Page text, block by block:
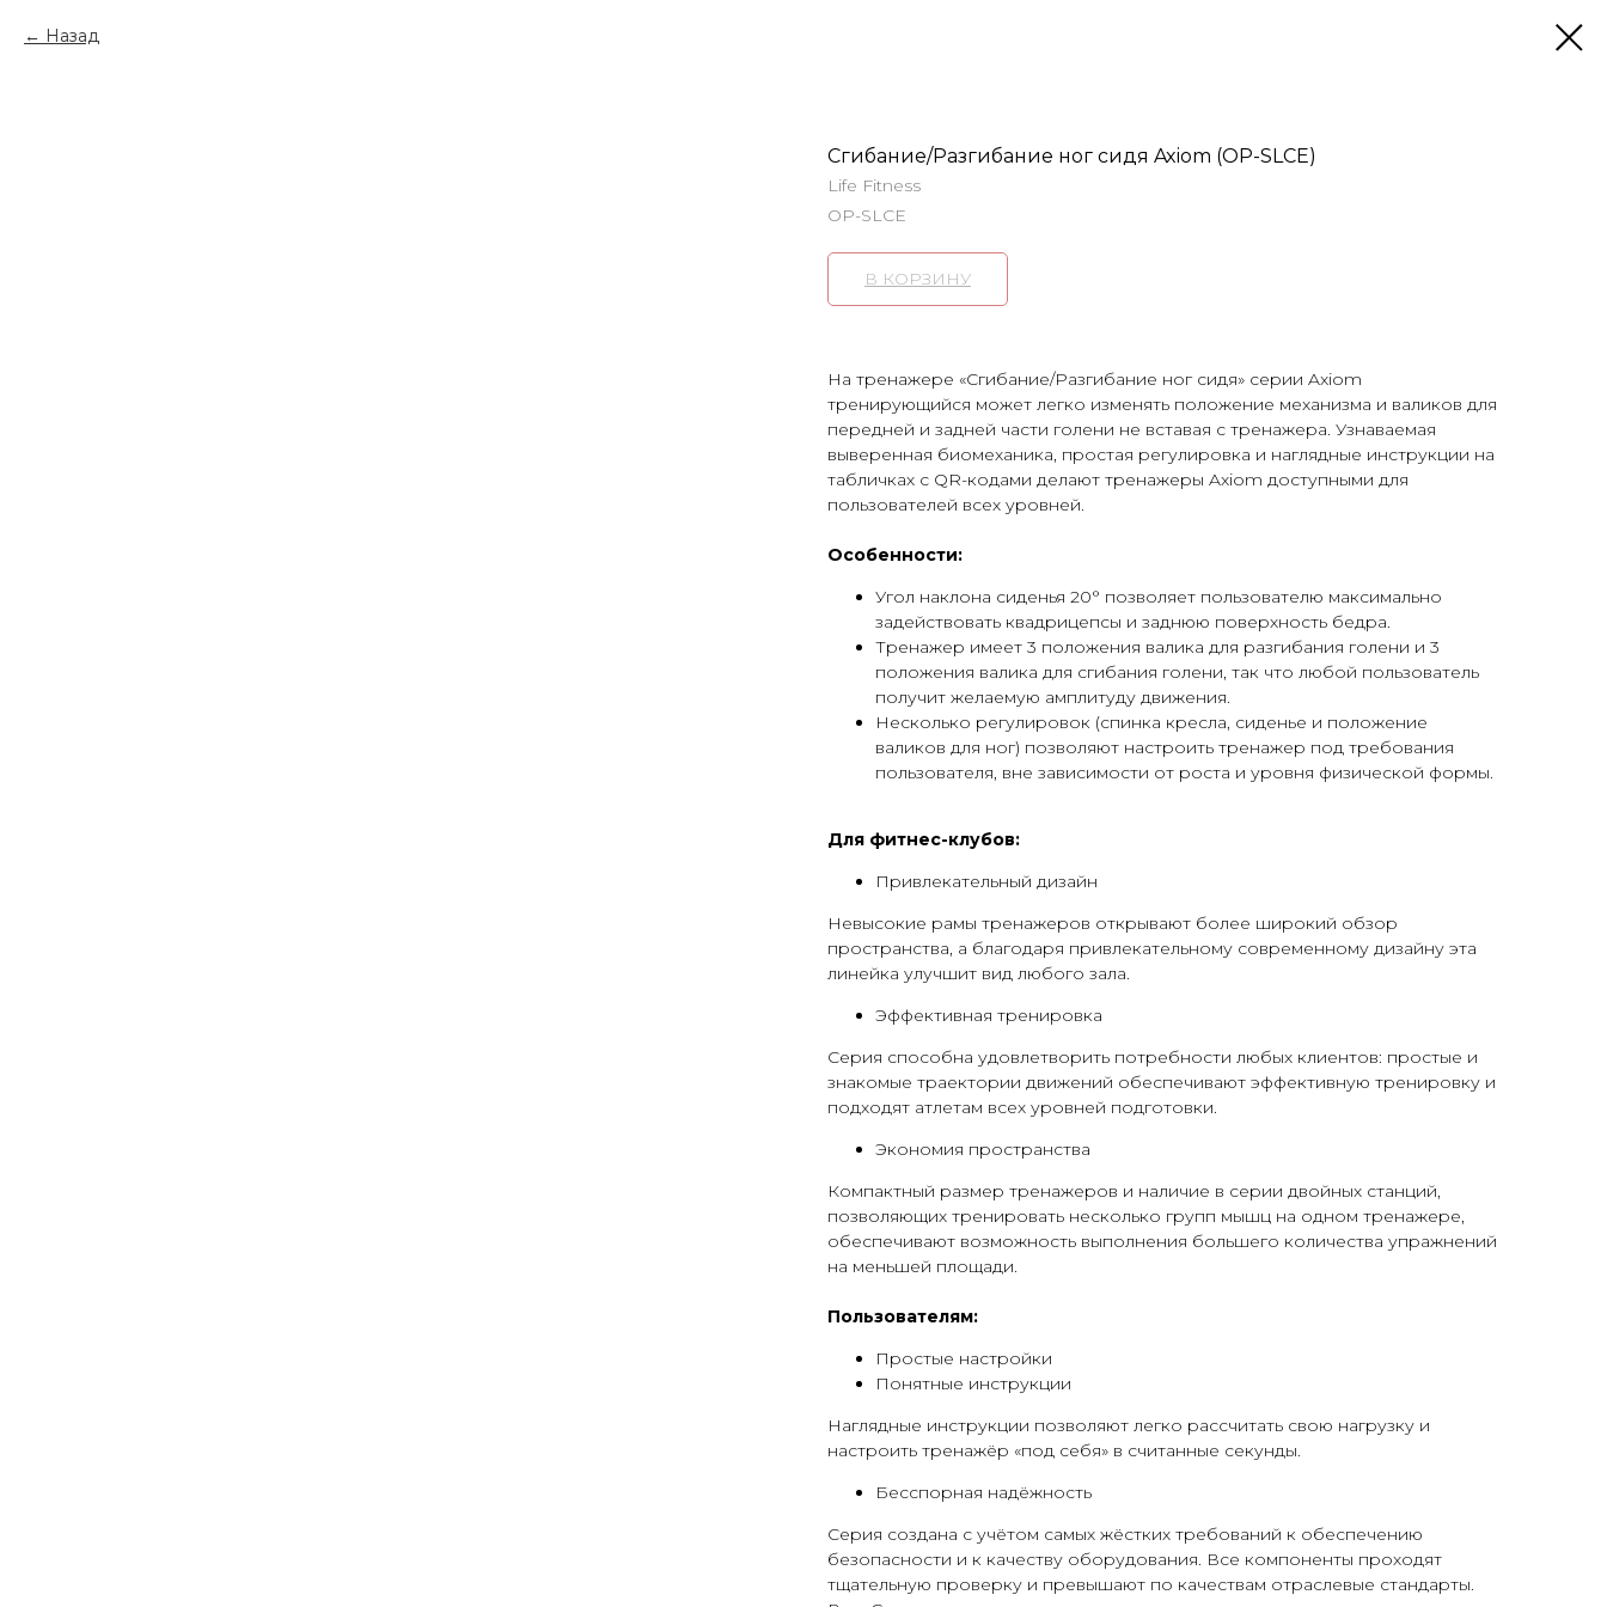
Назад
Сгибание/Разгибание ног сидя Axiom (OP-SLCE)
Life Fitness
OP-SLCE
В КОРЗИНУ
На тренажере «Сгибание/Разгибание ног сидя» серии Axiom
тренирующийся может легко изменять положение механизма и валиков для
передней и задней части голени не вставая с тренажера. Узнаваемая
выверенная биомеханика, простая регулировка и наглядные инструкции на
табличках с QR-кодами делают тренажеры Axiom доступными для
пользователей всех уровней.
Особенности:
Угол наклона сиденья 20° позволяет пользователю максимально
задействовать квадрицепсы и заднюю поверхность бедра.
Тренажер имеет 3 положения валика для разгибания голени и 3
положения валика для сгибания голени, так что любой пользователь
получит желаемую амплитуду движения.
Несколько регулировок (спинка кресла, сиденье и положение
валиков для ног) позволяют настроить тренажер под требования
пользователя, вне зависимости от роста и уровня физической формы.
Для фитнес-клубов:
Привлекательный дизайн
Невысокие рамы тренажеров открывают более широкий обзор
пространства, а благодаря привлекательному современному дизайну эта
линейка улучшит вид любого зала.
Эффективная тренировка
Серия способна удовлетворить потребности любых клиентов: простые и
знакомые траектории движений обеспечивают эффективную тренировку и
подходят атлетам всех уровней подготовки.
Экономия пространства
Компактный размер тренажеров и наличие в серии двойных станций,
позволяющих тренировать несколько групп мышц на одном тренажере,
обеспечивают возможность выполнения большего количества упражнений
на меньшей площади.
Пользователям:
Простые настройки
Понятные инструкции
Наглядные инструкции позволяют легко рассчитать свою нагрузку и
настроить тренажёр «под себя» в считанные секунды.
Бесспорная надёжность
Серия создана с учётом самых жёстких требований к обеспечению
безопасности и к качеству оборудования. Все компоненты проходят
тщательную проверку и превышают по качествам отраслевые стандарты.